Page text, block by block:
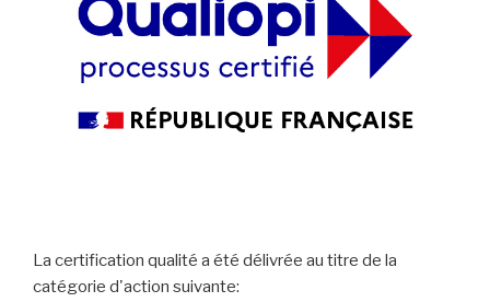
La certification qualité a été délivrée au titre de la
catégorie d'action suivante: